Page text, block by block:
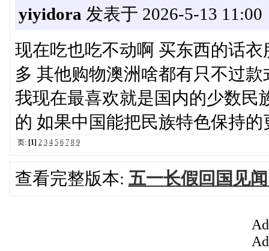
yiyidora 发表于 2026-5-13 11:00
现在吃也吃不动啊 买东西的话
多 其他购物澳洲啥都有只不过款
我现在最喜欢就是国内的少数民
的 如果中国能把民族特色保持
页: [1] 2 3 4 5 6 7 8 9
查看完整版本: 五一长假回国见